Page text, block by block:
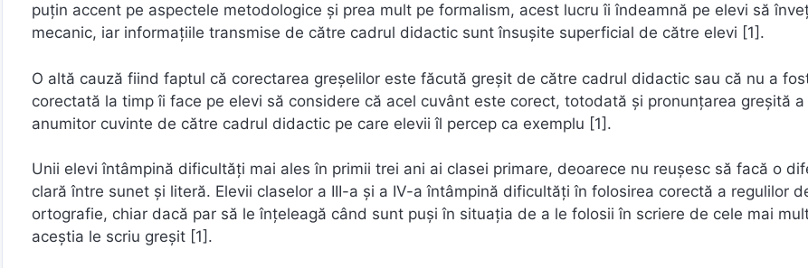
puțin accent pe aspectele metodologice și prea mult pe formalism, acest lucru îi îndeamnă pe elevi să
mecanic, iar informațiile transmise de către cadrul didactic sunt însușite superficial de către elevi [1].
O altă cauză fiind faptul că corectarea greșelilor este făcută greșit de către cadrul didactic sau că nu a
corectată la timp îi face pe elevi să considere că acel cuvânt este corect, totodată și pronunțarea greșită a
anumitor cuvinte de către cadrul didactic pe care elevii îl percep ca exemplu [1].
Unii elevi întâmpină dificultăți mai ales în primii trei ani ai clasei primare, deoarece nu reușesc să facă o
clară între sunet și literă. Elevii claselor a III-a și a IV-a întâmpină dificultăți în folosirea corectă a regulilor
ortografie, chiar dacă par să le înțeleagă când sunt puși în situația de a le folosii în scriere de cele mai
aceștia le scriu greșit [1].